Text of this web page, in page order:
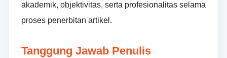
akademik, objektivitas, serta profesionalitas selama
proses penerbitan artikel.
Tanggung Jawab Penulis